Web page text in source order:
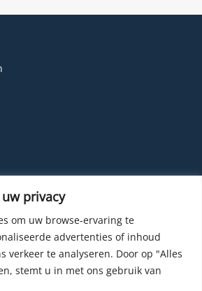
privacy
om uw browse-ervaring te
advertenties of inhoud
verkeer te analyseren. Door op "Alles
stemt u in met ons gebruik van